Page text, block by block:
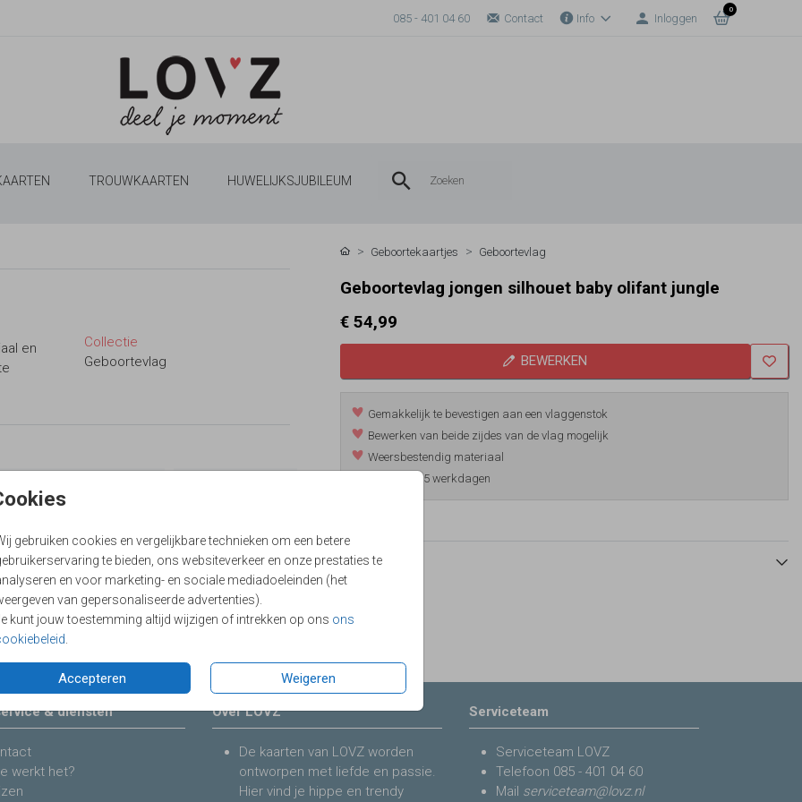
085 - 401 04 60 Contact Info Inloggen
0
TROUWKAARTEN HUWELIJKSJUBILEUM
gebruiken cookies en vergelijkbare technieken om een betere
te bieden, ons websiteverkeer en onze prestaties te
en voor marketing- en sociale mediadoeleinden (het
van gepersonaliseerde advertenties).
kunt jouw toestemming altijd wijzigen of intrekken op ons ons
Accepteren Weigeren
en
Collectie
Geboortevlag
Geboortekaartjes Geboortevlag
Geboortevlag jongen silhouet baby olifant jungle
€ 54,99
BEWERKEN
Gemakkelijk te bevestigen aan een vlaggenstok
Bewerken van beide zijdes van de vlag mogelijk
Weersbestendig materiaal
Levertijd 3-5 werkdagen
Prijzen
& diensten
werkt het?
Over LOVZ
De kaarten van LOVZ worden
ontworpen met liefde en passie.
Hier vind je hippe en trendy
Serviceteam
Serviceteam LOVZ
Telefoon 085 - 401 04 60
Mail serviceteam@lovz.nl